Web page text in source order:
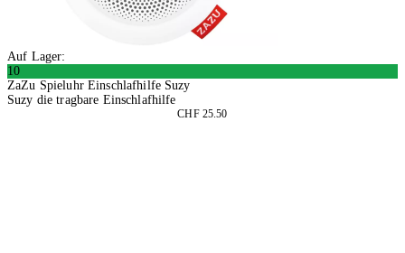
Auf Lager:
10
ZaZu Spieluhr Einschlafhilfe Suzy
Suzy die tragbare Einschlafhilfe
CHF 25.50